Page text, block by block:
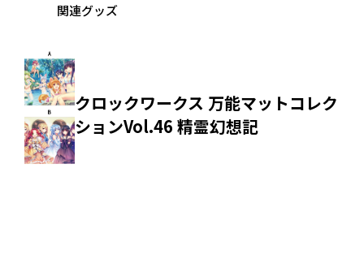
関連グッズ
クロックワークス 万能マットコレク
ションVol.46 精霊幻想記